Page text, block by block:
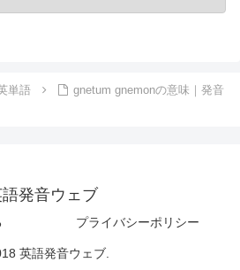
単語
gnetum gnemonの意味｜発音
発音ウェブ
プライバシーポリシー
英語発音ウェブ.